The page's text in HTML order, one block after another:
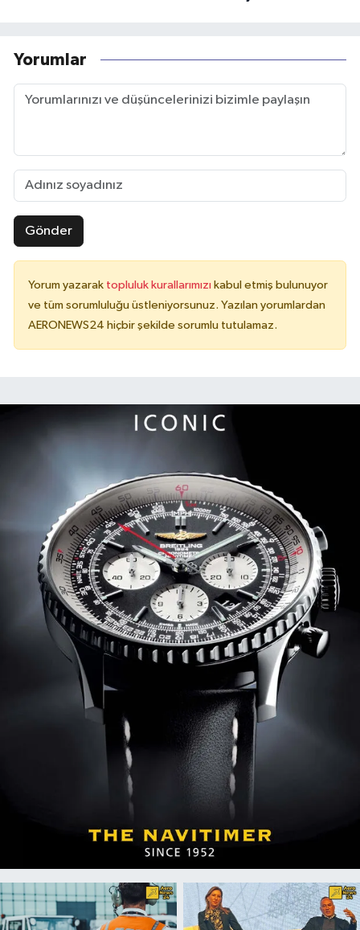
Yorumlar
Gönder
Yorum yazarak topluluk kurallarımızı kabul etmiş bulunuyor
ve tüm sorumluluğu üstleniyorsunuz. Yazılan yorumlardan
AERONEWS24 hiçbir şekilde sorumlu tutulamaz.